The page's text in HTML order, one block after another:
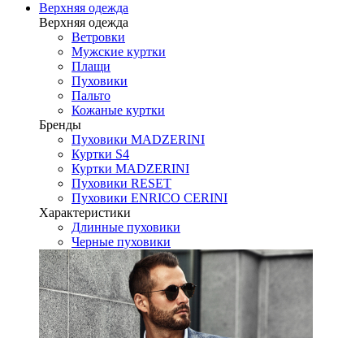
Верхняя одежда
Верхняя одежда
Ветровки
Мужские куртки
Плащи
Пуховики
Пальто
Кожаные куртки
Бренды
Пуховики MADZERINI
Куртки S4
Куртки MADZERINI
Пуховики RESET
Пуховики ENRICO CERINI
Характеристики
Длинные пуховики
Черные пуховики